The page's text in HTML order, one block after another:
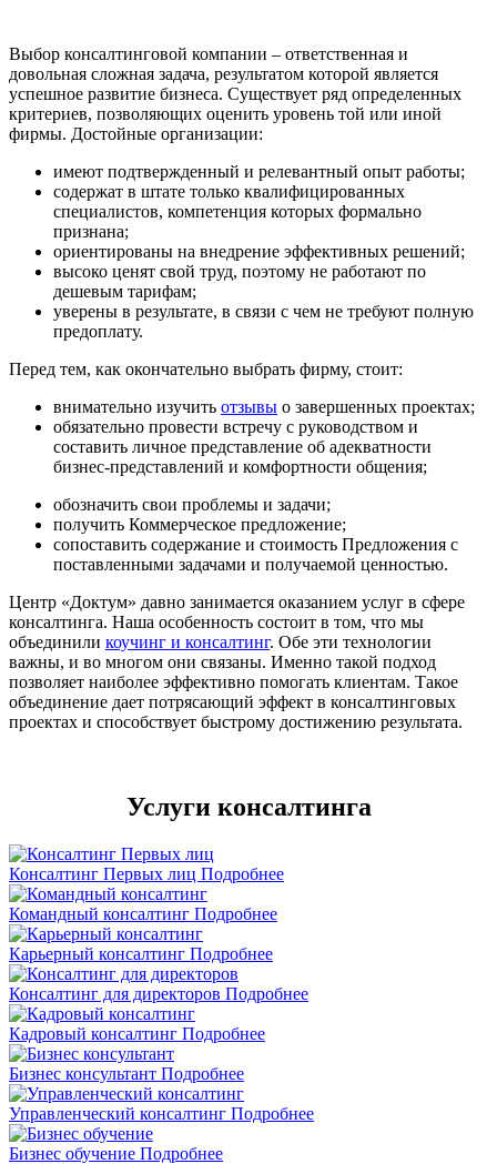
Выбор консалтинговой компании – ответственная и
довольная сложная задача, результатом которой является
успешное развитие бизнеса. Существует ряд определенных
критериев, позволяющих оценить уровень той или иной
фирмы. Достойные организации:
имеют подтвержденный и релевантный опыт работы;
содержат в штате только квалифицированных
специалистов, компетенция которых формально
признана;
ориентированы на внедрение эффективных решений;
высоко ценят свой труд, поэтому не работают по
дешевым тарифам;
уверены в результате, в связи с чем не требуют полную
предоплату.
Перед тем, как окончательно выбрать фирму, стоит:
внимательно изучить отзывы о завершенных проектах;
обязательно провести встречу с руководством и
составить личное представление об адекватности
бизнес-представлений и комфортности общения;
обозначить свои проблемы и задачи;
получить Коммерческое предложение;
сопоставить содержание и стоимость Предложения с
поставленными задачами и получаемой ценностью.
Центр «Доктум» давно занимается оказанием услуг в сфере
консалтинга. Наша особенность состоит в том, что мы
объединили коучинг и консалтинг. Обе эти технологии
важны, и во многом они связаны. Именно такой подход
позволяет наиболее эффективно помогать клиентам. Такое
объединение дает потрясающий эффект в консалтинговых
проектах и способствует быстрому достижению результата.
Услуги консалтинга
Консалтинг Первых лиц Подробнее
Командный консалтинг Подробнее
Карьерный консалтинг Подробнее
Консалтинг для директоров Подробнее
Кадровый консалтинг Подробнее
Бизнес консультант Подробнее
Управленческий консалтинг Подробнее
Бизнес обучение Подробнее